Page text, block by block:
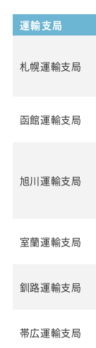
運輸支局
札幌運輸支局
函館運輸支局
旭川運輸支局
室蘭運輸支局
釧路運輸支局
帯広運輸支局